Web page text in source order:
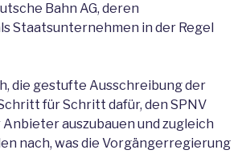
Bahn AG, deren
Staatsunternehmen in der Regel
die gestufte Ausschreibung der
für Schritt dafür, den SPNV
auszubauen und zugleich
nach, was die Vorgängerregierung